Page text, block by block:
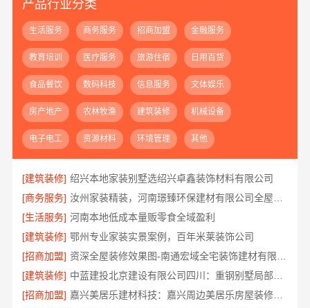
产品行业分类
生活服务 商务服务 招商加盟 金融服务
教育培训 医疗服务 旅游住宿 日用百货
食品餐饮 数码科技 信息服务 文体娱乐
房产地产 农林牧渔 建筑装修 机械设备
电子电工 资源材料 环境管理 其他
[建筑装修] 绍兴本地家装别墅选绍兴卓鑫装饰材料有限公司
[商务服务]
[生活服务] 河南本地低成本量贩零食全域盈利
[建筑装修] 鄂州专业家装实景案例，百年米莱装饰公司
[招商加盟]
[建筑装修]
[招商加盟]
嘉兴美居乐建材科技：嘉兴周边美居乐房屋装修联系电话